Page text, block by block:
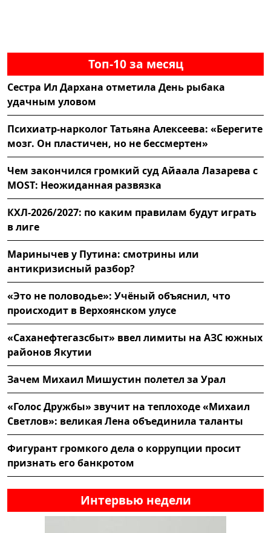
Топ-10 за месяц
Сестра Ил Дархана отметила День рыбака
удачным уловом
Психиатр-нарколог Татьяна Алексеева: «Берегите
мозг. Он пластичен, но не бессмертен»
Чем закончился громкий суд Айаала Лазарева с
MOST: Неожиданная развязка
КХЛ-2026/2027: по каким правилам будут играть
в лиге
Маринычев у Путина: смотрины или
антикризисный разбор?
«Это не половодье»: Учёный объяснил, что
происходит в Верхоянском улусе
«Саханефтегазсбыт» ввел лимиты на АЗС южных
районов Якутии
Зачем Михаил Мишустин полетел за Урал
«Голос Дружбы» звучит на теплоходе «Михаил
Светлов»: великая Лена объединила таланты
Фигурант громкого дела о коррупции просит
признать его банкротом
Интервью недели